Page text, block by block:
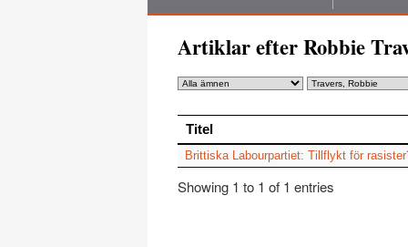
Artiklar efter Robbie
Titel
Brittiska Labourpartiet: Tillflykt för
Showing 1 to 1 of 1 entries
Titel